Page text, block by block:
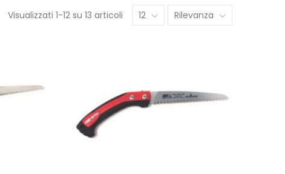
Visualizzati 1-12 su 13 articoli 12 Rilevanza